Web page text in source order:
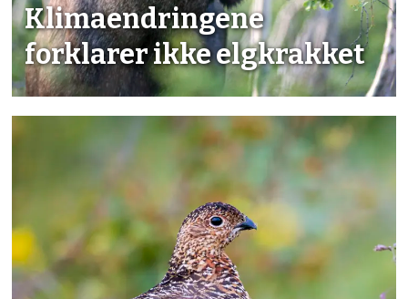
Klimaendringene
forklarer ikke elgkrakket